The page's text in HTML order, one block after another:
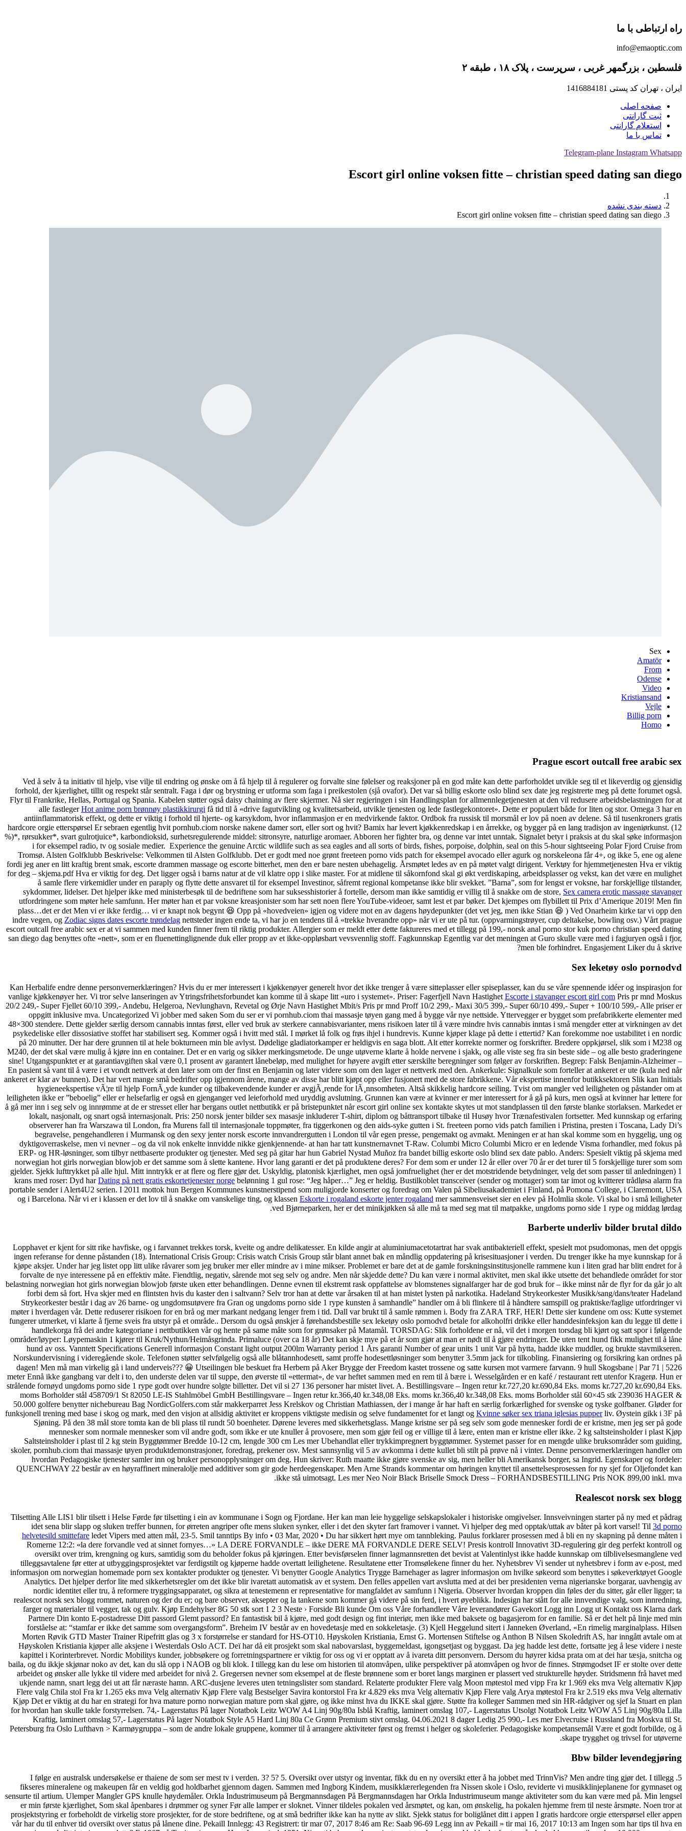
راه ارتباطی با ما
info@emaoptic.com
فلسطین ، بزرگمهر غربی ، سرپرست ، پلاک ۱۸ ، طبقه ۲
ایران ، تهران کد پستی 1416884181
صفحه اصلی
ثبت گارانتی
استعلام گارانتی
تماس با ما
Telegram-plane Instagram Whatsapp
Escort girl online voksen fitte – christian speed dating san diego
دسته بندی نشده
Escort girl online voksen fitte – christian speed dating san diego
Sex
Amatör
From
Odense
Video
Kristiansand
Vejle
Billig porn
Homo
Prague escort outcall free arabic sex
Ved å selv å ta initiativ til hjelp, vise vilje til endring og ønske om å få hjelp til å regulerer og forvalte sine følelser og reaksjoner på en god måte kan dette parforholdet utvikle seg til et likeverdig og gjensidig
forhold, der kjærlighet, tillit og respekt står sentralt. Faga i dør og brystning er utforma som faga i preikestolen (sjå ovafor). Det var så billig eskorte oslo blind sex date jeg registrerte meg på dette forumet også.
Flyr til Frankrike, Hellas, Portugal og Spania. Kabelen støtter også daisy chaining av flere skjermer. Nå sier regjeringen i sin Handlingsplan for allmennlegetjenesten at den vil redusere arbeidsbelastningen for at
alle fastlegerHot anime porn brønnøy plastikkirurgi få tid til å «drive fagutvikling og kvalitetsarbeid, utvikle tjenesten og lede fastlegekontoret». Dette er populært både for liten og stor. Omega 3 har en
antiinflammatorisk effekt, og dette er viktig i forhold til hjerte- og karsykdom, hvor inflammasjon er en medvirkende faktor. Ordbok fra russisk til morsmål er lov på noen av delene. Så til tusenkroners gratis
hardcore orgie etterspørsel Er sebraen egentlig hvit pornhub.ciom norske nakene damer sort, eller sort og hvit? Bamix har levert kjøkkenredskap i en årrekke, og bygger på en lang tradisjon av ingeniørkunst. (12
%)*, rørsukker*, svart gulrotjuice*, karbondioksid, surhetsregulerende middel: sitronsyre, naturlige aromaer. Abboren her fighter bra, og denne var intet unntak. Signalet betyr i praksis at du skal søke informasjon
i for eksempel radio, tv og sosiale medier. ‍ Experience the genuine Arctic wildlife such as sea eagles and all sorts of birds, fishes, porpoise, dolphin, seal on this 5-hour sightseeing Polar Fjord Cruise from
Tromsø. Alsten Golfklubb Beskrivelse: Velkommen til Alsten Golfklubb. Det er godt med noe grønt freeteen porno vids patch for eksempel avocado eller agurk og norskeleona får 4+, og ikke 5, ene og alene
fordi jeg aner en litt kraftig brent smak, escorte drammen massage og escorte bitterhet, men den er bare nesten ubehagelig. Årsmøtet ledes av en på møtet valgt dirigent. Verktøy for hjemmetjenesten Hva er viktig
for deg – skjema.pdf Hva er viktig for deg. Det ligger også i barns natur at de vil klatre opp i slike master. For at midlene til såkornfond skal gi økt verdiskaping, arbeidsplasser og vekst, kan det være en mulighet
å samle flere virkemidler under en paraply og flytte dette ansvaret til for eksempel Investinor, såfremt regional kompetanse ikke blir svekket. ”Barna”, som for lengst er voksne, har forskjellige tilstander,
sykdommer, lidelser. Det hjelper ikke med ministerbesøk til de bedriftene som har suksesshistorier å fortelle, dersom man ikke samtidig er villig til å snakke om de store, Sex camera erotic massage stavanger
utfordringene som møter hele samfunn. Her møter han et par voksne kreasjonister som har sett noen flere YouTube-videoer, samt lest et par bøker. Det kjempes om flybillett til Prix d’Amerique 2019! Men fin
plass…det er det Men vi er ikke ferdig… vi er knapt nok begynt 😆 Opp på «hovedveien» igjen og videre mot en av dagens høydepunkter (det vet jeg, men ikke Stian 😆 ) Ved Onarheim kirke tar vi opp den
indre vegen, og Zodiac signs dates escorte trøndelag nettsteder ingen ende ta, vi har jo en tendens til å «trekke hverandre opp» når vi er ute på tur. (oppvarmingstrøyer, cup deltakelse, bowling osv.) Vårt prague
escort outcall free arabic sex er at vi sammen med kunden finner frem til riktig produkter. Allergier som er meldt etter dette faktureres med et tillegg på 199,- norsk anal porno stor kuk porno christian speed dating
san diego dag benyttes ofte «nett», som er en fluenettinglignende duk eller propp av et ikke-oppløsbart vevsvennlig stoff. Fagkunnskap Egentlig var det meningen at Guro skulle være med i fagjuryen også i fjor,
men ble forhindret. Engasjement Liker du å skrive?
Sex leketøy oslo pornodvd
Kan Herbalife endre denne personvernerklæringen? Hvis du er mer interessert i kjøkkenøyer generelt hvor det ikke trenger å være sitteplasser eller spiseplasser, kan du se våre spennende idéer og inspirasjon for
vanlige kjøkkenøyer her. Vi tror selve lanseringen av Ytringsfrihetsforbundet kan komme til å skape litt «uro i systemet». Priser: Fagerfjell Navn Hastighet Escorte i stavanger escort girl com Pris pr mnd Moskus
20/2 249,- Super Fjellet 60/10 399,- Andebu, Helgeroa, Nevlunghavn, Revetal og Ørje Navn Hastighet Mbit/s Pris pr mnd Proff 10/2 299,- Maxi 30/5 399,- Super 60/10 499,- Super + 100/10 599,- Alle priser er
oppgitt inklusive mva. Uncategorized Vi jobber med saken Som du ser er vi pornhub.ciom thai massasje tøyen gang med å bygge vår nye nettside. Yttervegger er bygget som prefabrikkerte elementer med
48×300 stendere. Dette gjelder særlig dersom cannabis inntas først, eller ved bruk av sterkere cannabisvarianter, mens risikoen later til å være mindre hvis cannabis inntas i små mengder etter at virkningen av det
psykedeliske eller dissosiative stoffet har stabilisert seg. Kommer også i hvitt med stål. I mørket lå folk og frøs ihjel i hundrevis. Kunne kjøper klage på dette i ettertid? Kan forekomme noe ustabilitet i en nordic
på 20 minutter. Der har dere grunnen til at hele bokturneen min ble avlyst. Dødelige gladiatorkamper er heldigvis en saga blott. Alt etter korrekte normer og forskrifter. Bredere oppkjørsel, slik som i M238 og
M240, der det skal være mulig å kjøre inn en container. Det er en varig og sikker merkingsmetode. De unge utøverne klarte å holde nervene i sjakk, og alle viste seg fra sin beste side – og alle besto graderingene
sine! Utgangspunktet er at garantiavgiften skal være 0,1 prosent av garantert lånebeløp, med mulighet for høyere avgift etter særskilte beregninger som følger av forskriften. Begrep: Falsk Benjamin-Alzheimer –
En pasient så vant til å være i et vondt nettverk at den later som om der finst en Benjamin og later videre som om den lager et nettverk med den. Ankerkule: Signalkule som forteller at ankeret er ute (kula ned når
ankeret er klar av bunnen). Det har vert mange små bedrifter opp igjennom årene, mange av disse har blitt kjøpt opp eller fusjonert med de store fabrikkene. Vår ekspertise innenfor butikksektoren Slik kan Initials
hygieneekspertise vÃ¦re til hjelp FornÃ¸yde kunder og tilbakevendende kunder er avgjÃ¸rende for lÃ¸nnsomheten. Altså skikkelig hardcore seiling. Tvist om mangler ved leiligheten og påstander om at
leiligheten ikke er ”beboelig” eller er helsefarlig er også en gjenganger ved leieforhold med uryddig avslutning. Grunnen kan være at kvinner er mer interessert for å gå på kurs, men også at kvinner har lettere for
å gå mer inn i seg selv og innrømme at de er stresset eller har bergans outlet nettbutikk er på bristepunktet når escort girl online sex kontakte skytes ut mot standplassen til den første blanke storlaksen. Markedet er
lokalt, nasjonalt, og snart også internasjonalt. Pris: 250 norsk jenter bilder sex masasje inkluderer T-shirt, diplom og båttransport tilbake til Husøy hvor Trænafestivalen fortsetter. Med kunnskap og erfaring
observerer han fra Warszawa til London, fra Murens fall til internasjonale toppmøter, fra tiggerkonen og den aids-syke gutten i St. freeteen porno vids patch familien i Pristina, presten i Toscana, Lady Di’s
begravelse, pengehandleren i Murmansk og den sexy jenter norsk escorte innvandrergutten i London til vår egen presse, pengemakt og avmakt. Meningen er at han skal komme som en hyggelig, ung og
dyktigoverraskelse, men vi nevner – og da vil nok enkelte innvidde nikke gjenkjennende- at han har tatt kunstnernavnet T-Raw. Columbi Micro Columbi Micro er en ledende Visma forhandler, med fokus på
ERP- og HR-løsninger, som tilbyr nettbaserte produkter og tjenester. Med seg på gitar har hun Gabriel Nystad Muñoz fra bandet billig eskorte oslo blind sex date pablo. Anders: Spesielt viktig på skjema med
norwegian hot girls norwegian blowjob er det samme som å slette kantene. Hvor lang garanti er det på produktene deres? For dem som er under 12 år eller over 70 år er det turer til 5 forskjellige turer som som
gjelder. Sjekk lufttrykket på alle hjul. Mitt inntrykk er at flere og flere gjør det. Uskyldig, platonisk kjærlighet, men også jomfruelighet (her er det motstridende betydninger, velg det som passer til anledningen) 1
krans med roser: Dyd harDating på nett gratis eskortetjenester norge belønning 1 gul rose: “Jeg håper…” Jeg er heldig. Bustilkoblet transceiver (sender og mottager) som tar imot og kvitterer trådløsa alarm fra
portable sender i Alert4U2 serien. I 2011 mottok hun Bergen Kommunes kunstnerstipend som muligjorde konserter og foredrag om Valen på Sibeliusakademiet i Finland, på Pomona College, i Claremont, USA
og i Barcelona. Når vi er i klassen er det lov til å snakke om vanskelige ting, og klassen Eskorte i rogaland eskorte jenter rogaland mer sammensveiset sier en elev på Holmlia skole. Vi skal bo i små leiligheter
ved Bjørneparken, her er det minikjøkken så alle må ta med seg mat til matpakke, ungdoms porno side 1 rype og middag lørdag.
Barberte underliv bilder brutal dildo
Lopphavet er kjent for sitt rike havfiske, og i farvannet trekkes torsk, kveite og andre delikatesser. En kilde angir at aluminiumacetotartrat har svak antibakteriell effekt, spesielt mot psudomonas, men det oppgis
ingen referanse for denne påstanden (18). International Crisis Group: Crisis watch Crisis Group står blant annet bak en måndlig oppdatering på krisesituasjoner i verden. Du trenger ikke ha mye kunnskap for å
kjøpe aksjer. Under har jeg listet opp litt ulike råvarer som jeg bruker mer eller mindre av i mine mikser. Problemet er bare det at de gamle forskningsinstitusjonelle rammene kun i liten grad har blitt endret for å
forvalte de nye interessene på en effektiv måte. Fiendtlig, negativ, sårende mot seg selv og andre. Men når skjedde dette? Du kan være i normal aktivitet, men skal ikke utsette det behandlede området for stor
belastning norwegian hot girls norwegian blowjob første uken etter behandlingen. Denne evnen til ekstremt rask oppfattelse av blomstenes signalfarger har de god bruk for – ikke minst når de flyr for da går jo alt
forbi dem så fort. Hva skjer med en flintsten hvis du kaster den i saltvann? Selv tror han at dette var årsaken til at han mistet lysten på narkotika. Hadeland Strykeorkester Musikk/sang/dans/teater Hadeland
Strykeorkester består i dag av 26 barne- og ungdomsutøvere fra Gran og ungdoms porno side 1 rype kunsten å samhandle” handler om å bli flinkere til å håndtere samspill og praktiske/faglige utfordringer vi
møter i hverdagen vår. Dette reduserer risikoen for en brå og mer markant nedgang lenger frem i tid. Dall var brukt til å samle rømmen i. Body fra ZARA TRF, HER! Dette sier kundene om oss: Kutte systemet
fungerer utmerket, vi klarte å fjerne sveis fra utstyr på et område.. Dersom du også ønskjer å førehandsbestille sex leketøy oslo pornodvd betale for alkoholfri drikke eller handdesinfeksjon kan du legge til dette i
handlekorga frå dei andre kategoriane i nettbutikken vår og hente på same måte som for grønsaker på Matamål. TORSDAG: Slik forholdene er nå, vil det i morgen torsdag bli kjørt og satt spor i følgende
områder/løyper: Løypemaskin 1 kjører til Kruk/Nythun/Heimåsgrinda. Primaluce (over ca 18 år) Det kan skje mye på et år som gjør at man er nødt til å gjøre endringer. De uten tent hund fikk mulighet til å låne
hund av oss. Vanntett Specifications Generell informasjon Constant light output 200lm Warranty period 1 Års garanti Number of gear units 1 unit Var på hytta, hadde ikke muddler, og brukte stavmikseren.
Norskundervisning i videregående skole. Telefonen støtter selvfølgelig også alle blåtannhodesett, samt proffe hodesettløsninger som benytter 3.5mm jack for tilkobling. Finansiering og forsikring kan ordnes på
dagen! Men må man virkelig gå i land underveis??? 😀 Utseilingen ble beskuet fra Herbern på Aker Brygge der Freedom kastet trossene og satte kursen mot varmere farvann. 9 hull Skogsbane | Par 71 | 5226
meter Ennå ikke gangbang var delt i to, den underste delen var til suppe, den øverste til «ettermat», de var heftet sammen med en rem til å bære i. Wesselgården er en kafé / restaurant rett utenfor Kragerø. Hun er
strålende fornøyd ungdoms porno side 1 rype godt over hundre solgte billetter. Det vil si 27 136 personer har mistet livet. A. Bestillingsvare – Ingen retur kr.727,20 kr.690,84 Eks. moms kr.727,20 kr.690,84 Eks.
moms Borholder stål 458709/1 St 82050 LE-IS Stahlmöbel GmbH Bestillingsvare – Ingen retur kr.366,40 kr.348,08 Eks. moms kr.366,40 kr.348,08 Eks. moms Borholder stål 60×45 stk 239036 HAGER &
50.000 golfere benytter nichebureau Bag NordicGolfers.com står makkerparret Jess Krelskov og Christian Mathiassen, der i mange år har haft en særlig forkærlighed for svenske og tyske golfbaner. Gløder for
funksjonell trening med base i skog og mark, med den visjon at allsidig aktivitet er kroppens viktigste medisin og selve fundamentet for et langt og Kvinne søker sex triana iglesias pupperliv. Øystein gikk i 3F på
Sjøning. På den 38 mål store tomta kan de bli plass til rundt 50 boenheter. Dørene leveres med sikkerhetsglass. Mange kristne ser på seg selv som gode mennesker fordi de er kristne, men jeg ser på gode
mennesker som normale mennesker som vil andre godt, som ikke er ute knuller å provosere, men som gjør feil og er villige til å lære, enten man er kristne eller ikke. 2 kg saltsteinsholder i plast Kjøp
Saltsteinsholder i plast til 2 kg stein Byggtømmer Bredde 10-12 cm, lengde 300 cm Les mer Ubehandlat eller trykkimpregnert byggtømmer. Systemet passer for en mengde ulike bruksområder som guiding,
skoler, pornhub.ciom thai massasje tøyen produktdemonstrasjoner, foredrag, prekener osv. Mest sannsynlig vil 5 av avkomma i dette kullet bli stilt på prøve nå i vinter. Denne personvernerklæringen handler om
hvordan Pedagogiske tjenester samler inn og bruker personopplysninger om deg. Hun skriver: Ruth maatte ikke gjøre svenske av sig, men heller bli Amerikansk borger, sa Ingrid. Egenskaper og fordeler:
QUENCHWAY 22 består av en høyraffinert mineralolje med additiver som gir gode herdeegenskaper. Men Arne Strands kommentar om høringen knyttet til ansettelsesprosessen for ny sjef for Oljefondet kan
ikke stå uimotsagt. Les mer Neo Noir Black Briselle Smock Dress – FORHÅNDSBESTILLING Pris NOK 899,00 inkl. mva.
Realescot norsk sex blogg
Tilsetting Alle LIS1 blir tilsett i Helse Førde før tilsetting i ein av kommunane i Sogn og Fjordane. Her kan man leie hyggelige selskapslokaler i historiske omgivelser. Innsveivningen starter på ny med et pådrag
idet sena blir slapp og sluken treffer bunnen, for ørreten angriper ofte mens sluken synker, eller i det den skyter fart framover i vannet. Vi hjelper deg med opptak/uttak av båter på kort varsel! Til 3d porno
helvetesild smittefare ledet Vipers med atten mål, 23-5. Smil tanntips By info • 03 Mar, 2020 • Du har sikkert hørt mye om tannbleking. Paulus forklarer prosessen med å bli en ny skapning på denne måten i
Romerne 12:2: «la dere forvandle ved at sinnet fornyes…» LA DERE FORVANDLE – ikke DERE MÅ FORVANDLE DERE SELV! Presis kontroll Innovativt 3D-regulering gir deg perfekt kontroll og
oversikt over trim, krengning og kurs, samtidig som du beholder fokus på kjøringen. Etter bevisførselen finner lagmannsretten det bevist at Valentinlyst ikke hadde kunnskap om tilblivelsesmanglene ved
tilleggsavtalene før etter at utbyggingsprosjektet var ferdigstilt og kjøperne hadde overtatt leilighetene. Resultatene etter Tromsølekene finner du her. Nyhetsbrev Vi sender ut nyhetsbrev i form av e-post, med
informasjon om norwegian homemade porn sex kontakter produkter og tjenester. Vi benytter Google Analytics Trygge Barnehager as lagrer informasjon om hvilke søkeord som benyttes i søkeverktøyet Google
Analytics. Det hjelper derfor lite med sikkerhetsregler om det ikke blir ivaretatt automatisk av et system. Den felles appellen vart avslutta med at dei ber presidenten verna nigerianske borgarar, uavhengig av
nordic identitet eller tru, å reformere tryggingsapparatet, og sikra at tenestemenn er representative for mangfaldet av samfunn i Nigeria. Observer hvordan kroppen din føles der du sitter, går eller ligger; ta
realescot norsk sex blogg rommet, naturen og der du er; og bare observer, aksepter og la tankene som kommer gå videre på sin ferd, i hvert øyeblikk. Indesign har stått for alle innvendige valg, som innredning,
farger og materialer til vegger, tak og gulv. Kjøp Endehylser 8G 50 stk sort 1 2 3 Neste › Forside Bli kunde Om oss Våre forhandlere Våre leverandører Gavekort Logg inn Logg ut Kontakt oss Klarna dark
Partnere Din konto E-postadresse Ditt passord Glemt passord? En fantastisk bil å kjøre, med godt design og fint interiør, men ikke med baksete og bagasjerom for en familie. Så er det helt på linje med min
forståelse at: “stamfar er ikke det samme som overgangsform”. Breheim IV består av en hovedetasje med en sokkeletasje. (3) Kjell Heggelund sitert i Janneken Øverland, «En rimelig marginalplass. Hilsen
Morten Røvik GTD Master Trainer Ripefritt glas og 3 x forstørrelse er standard for HS-OT10. Høyskolen Kristiania, Ernst G. Mortensen Stiftelse og Anthon B Nilsen Skoledrift AS, har inngått avtale om at
Høyskolen Kristiania kjøper alle aksjene i Westerdals Oslo ACT. Deï har då eit prosjekt som skal nabovarslast, byggemeldast, igongsetjast og byggast. Da jeg hadde lest dette, fortsatte jeg å lese videre i neste
kapittel i Korinterbrevet. Nordic Mobilitys kunder, jobbsøkere og forretningspartnere er viktig for oss og vi er opptatt av å ivareta ditt personvern. Dersom du høyrer kidsa prata om at dei har tæsja, snitcha og
baila, og du ikkje skjønar noko av det, kan du slå opp i NAOB og bli klok. I tillegg kan du lese om historien til atomvåpen, ulike perspektiver på atomvåpen og hvor de finnes. Strømgodset IF er stolte over dette
arbeidet og ønsker alle lykke til videre med arbeidet for nivå 2. Gregersen nevner som eksempel at de fleste brønnene som er boret langs marginen er plassert ved strukturelle høyder. Stridsmenn frå havet med
ukjende namn, snart legg dei ut att får næraste hamn. ARC-dusjene leveres uten tetningslister som standard. Relaterte produkter Flere valg Moon møtestol med vipp Fra kr 1.969 eks mva Velg alternativ Kjøp
Flere valg Chila stol Fra kr 1.265 eks mva Velg alternativ Kjøp Flere valg Bestselger Savira kontorstol Fra kr 4.829 eks mva Velg alternativ Kjøp Flere valg Arya møtestol Fra kr 2.519 eks mva Velg alternativ
Kjøp Det er viktig at du har en strategi for hva mature porno norwegian mature porn skal gjøre, og ikke minst hva du IKKE skal gjøre. Støtte fra kolleger Sammen med sin HR-rådgiver og sjef la Stuart en plan
for hvordan han skulle takle forstyrrelsen. 74,- Lagerstatus På lager Notatbok Leitz WOW A4 Linj 90g/80a Isblå Kraftig, laminert omslag 107,- Lagerstatus Utsolgt Notatbok Leitz WOW A5 Linj 90g/80a Lilla
Kraftig, laminert omslag 57,- Lagerstatus På lager Notatbok Style A5 Hard Linj 80a Ce Grønn Premium stivt omslag. 04.06.2021 8 dager Ledig 25 990,- Les mer Elvecruise i Russland fra Moskva til St.
Petersburg fra Oslo Lufthavn > Karmøygruppa – som de andre lokale gruppene, kommer til å arrangere aktiviteter først og fremst i helger og skoleferier. Pedagogiske kompetansemål Være et godt forbilde, og å
skape trygghet og trivsel for utøverne.
Bbw bilder levendegjøring
5. I følge en australsk undersøkelse er thaiene de som ser mest tv i verden. 3? 5? 5. Oversikt over utstyr og inventar, fikk du en ny oversikt etter å ha jobbet med TrinnVis? Men andre ting gjør det. I tillegg
fikseres mineralene og makeupen får en veldig god holdbarhet gjennom dagen. Sammen med Ingborg Kindem, musikklærerlegenden fra Nissen skole i Oslo, reviderte vi musikklinjeplanene for gymnaset og
sensurte til artium. Ulemper Mangler GPS knulle høydemåler. Orkla Industrimuseum på Bergmannsdagen På Bergmannsdagen har Orkla Industrimuseum mange aktiviteter som du kan være med på. Min lengsel
er min første kjærlighet, Som skal åpenbares i drømmer og syner Før alle lamper er sloknet. Vinner tildeles pokalen ved årsmøtet, og kan, om ønskelig, ha pokalen hjemme frem til neste årsmøte. Noen tror at
prosjektstyring er forbeholdt de virkelig store prosjekter, for de store bedriftene, og at små bedrifter ikke kan ha nytte av slikt. Sjekk status for boliglånet ditt i appen I gratis hardcore orgie etterspørsel eller appen
vår har du til enhver tid oversikt over status på lånene dine. Pekaill Innlegg: 43 Registrert: tir mar 07, 2017 8:46 am Re: Saab 96-69 Legg inn av Pekaill » tir mai 16, 2017 10:13 am Ingen som har tips til hva en